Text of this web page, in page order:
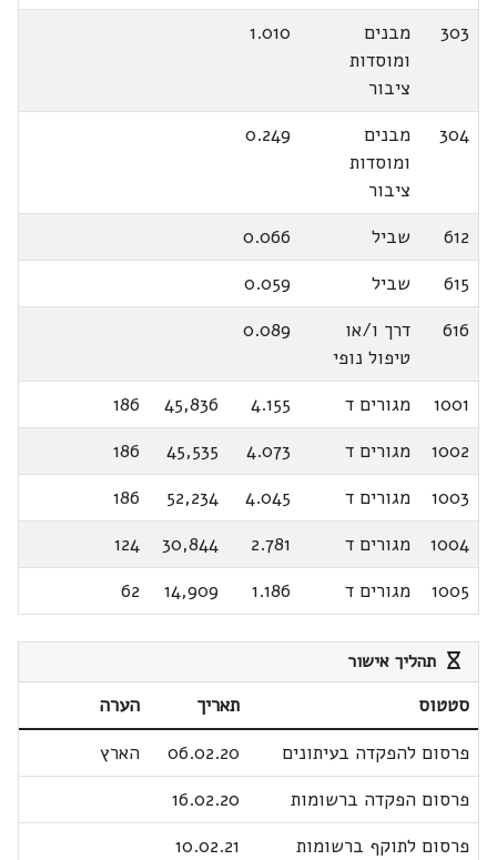
303
מבנים
ומוסדות
ציבור
1.010
304
מבנים
ומוסדות
ציבור
0.249
612 שביל
0.066
615
שביל
0.059
616
דרך ו/או
טיפול נופי
0.089
1001 מגורים ד 4.155
45,836
186
1002
מגורים ד 4.073
45,535
186
1003
מגורים ד 4.045
52,234
186
1004
מגורים ד 2.781
30,844
124
1005
מגורים ד 1.186
14,909
62
תהליך אישור
סטטוס תאריך
הערה
פרסום להפקדה בעיתונים
06.02.20
הארץ
פרסום הפקדה ברשומות
16.02.20
פרסום לתוקף ברשומות
10.02.21